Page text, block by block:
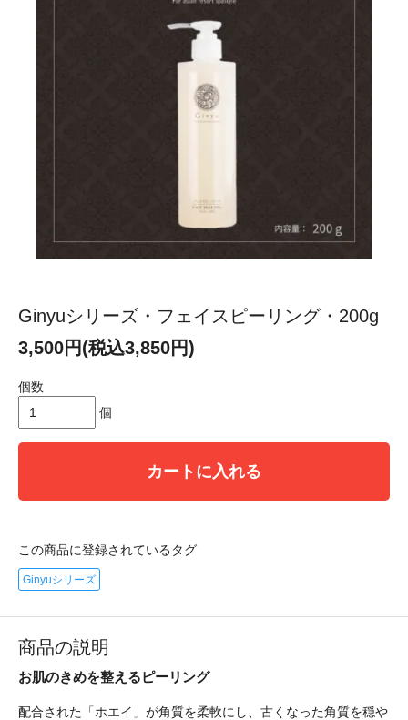
Ginyuシリーズ・フェイスピーリング・200g
3,500円(税込3,850円)
個数
個
カートに入れる
この商品に登録されているタグ
Ginyuシリーズ
商品の説明
お肌のきめを整えるピーリング
配合された「ホエイ」が角質を柔軟にし、古くなった角質を穏や